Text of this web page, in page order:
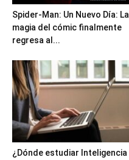
Spider-Man: Un Nuevo Día: La
magia del cómic finalmente
regresa al...
¿Dónde estudiar Inteligencia